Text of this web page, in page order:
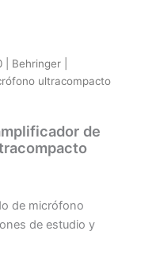
Behringer |
ultracompacto
de
de micrófono
de estudio y